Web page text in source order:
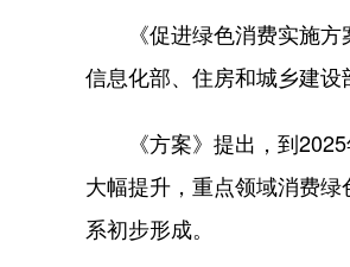
《促进绿色消费实施方
信息化部、住房和城乡建设
《方案》提出，到2025
大幅提升，重点领域消费
系初步形成。